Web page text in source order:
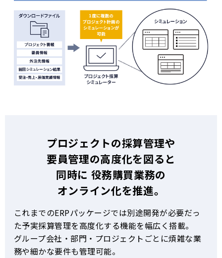
プロジェクトの採算管理や
要員管理の高度化を図ると
同時に 役務購買業務の
オンライン化を推進。
これまでのERPパッケージでは別途開発が必要だっ
た予実採算管理を高度化する機能を幅広く搭載。
グループ会社・部門・プロジェクトごとに煩雑な業
務や細かな要件も管理可能。